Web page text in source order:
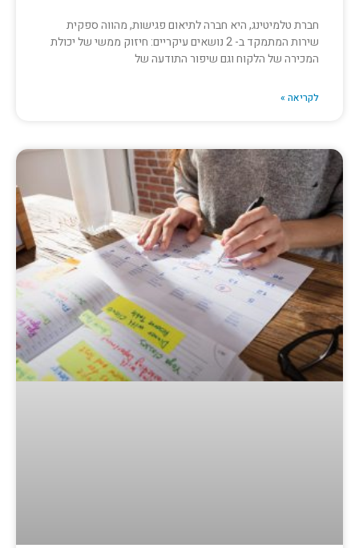
חברת טלמיטינג, היא חברה לתיאום פגישות, מהווה ספקית
שירות המתמקד ב- 2 נושאים עיקריים: חיזוק ממשי של יכולת
המכירה של הלקוח וגם שיפור התודעה של
לקריאה »